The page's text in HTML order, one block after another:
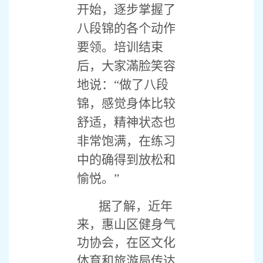
开始，逐步掌握了
八段锦的各个动作
要领。培训结束
后，大家滿脸笑容
地说：“做了八段
锦，感觉身体比较
舒适，精神状态也
非常饱满，在练习
中的确得到放松和
愉悦。”
据了解，近年
来，惠山区健身气
功协会，在区文化